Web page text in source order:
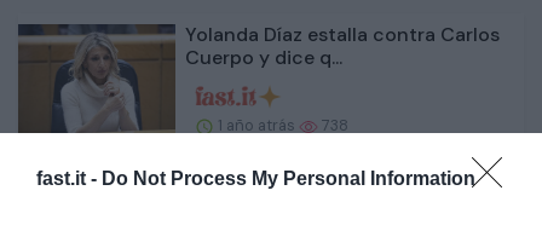
fast.it - Do Not Process My Personal Information
Yolanda Díaz estalla contra Carlos
Cuerpo y dice q...
1 año atrás 738
¿Por qué el pulmón es el lugar